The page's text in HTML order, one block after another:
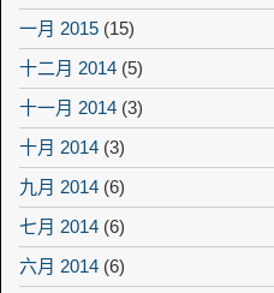
一月 2015 (15)
十二月 2014 (5)
十一月 2014 (3)
十月 2014 (3)
九月 2014 (6)
七月 2014 (6)
六月 2014 (6)